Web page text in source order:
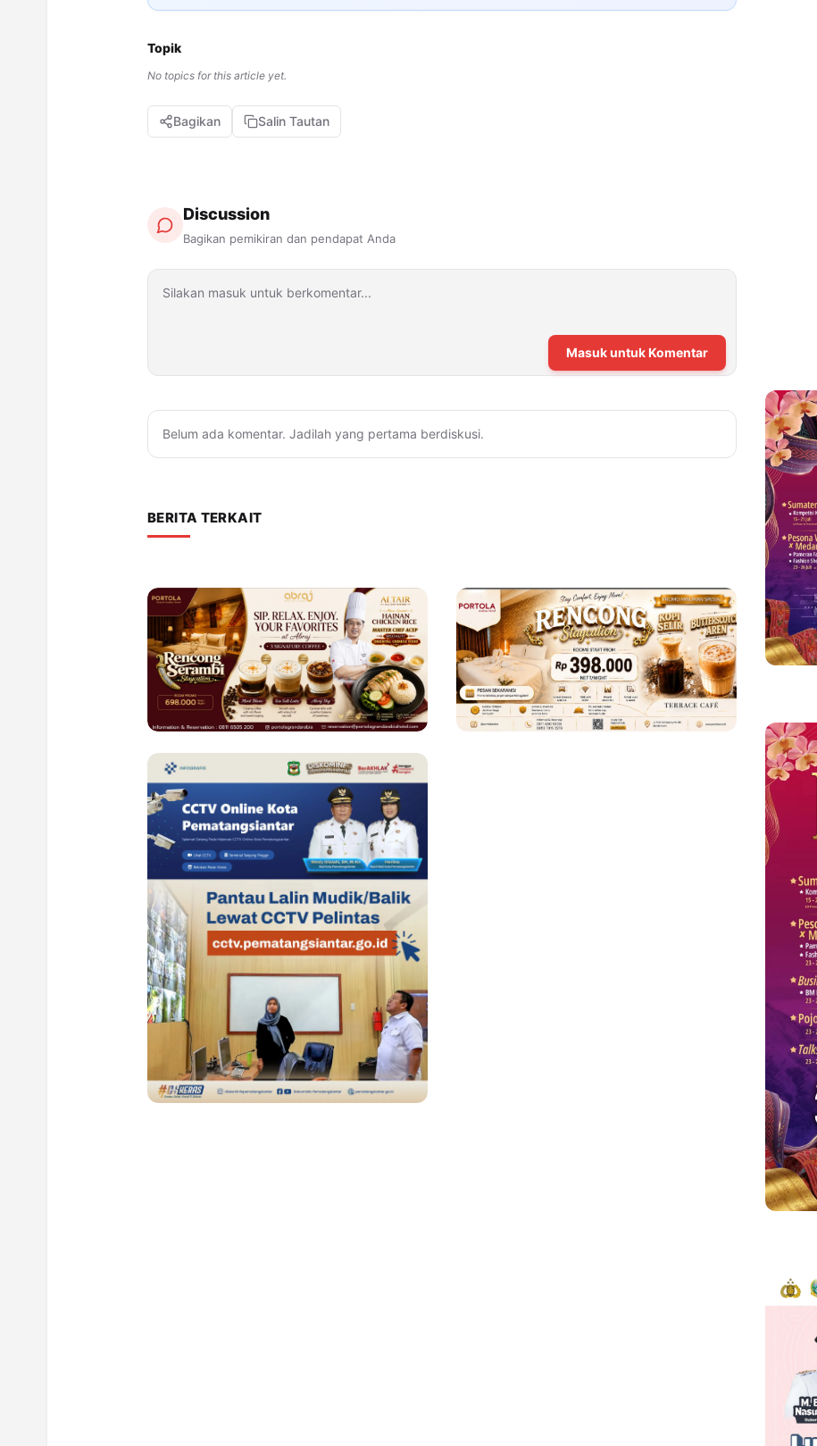
Topik
No topics for this article yet.
Bagikan Salin Tautan
Discussion
Bagikan pemikiran dan pendapat Anda
Masuk untuk Komentar
Belum ada komentar. Jadilah yang pertama berdiskusi.
BERITA TERKAIT